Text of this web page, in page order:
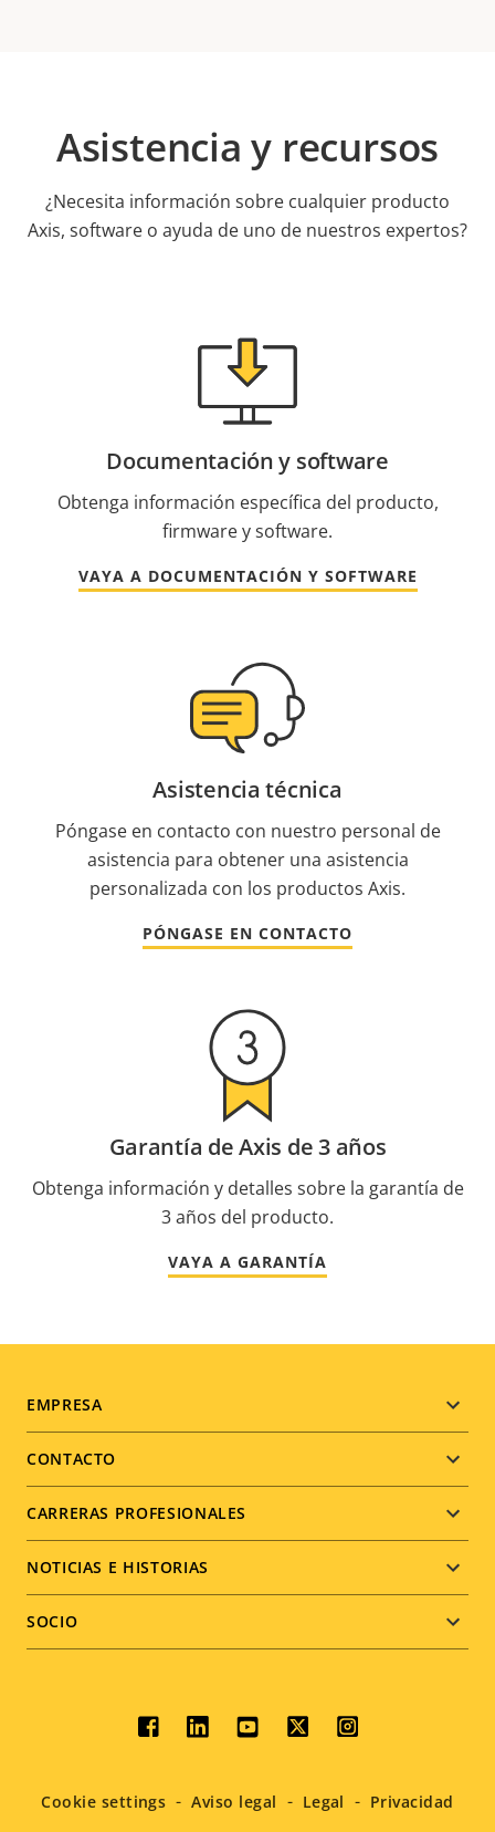
Asistencia y recursos
¿Necesita información sobre cualquier producto
Axis, software o ayuda de uno de nuestros expertos?
Documentación y software
Obtenga información específica del producto,
firmware y software.
VAYA A DOCUMENTACIÓN Y SOFTWARE
Asistencia técnica
Póngase en contacto con nuestro personal de
asistencia para obtener una asistencia
personalizada con los productos Axis.
PÓNGASE EN CONTACTO
Garantía de Axis de 3 años
Obtenga información y detalles sobre la garantía de
3 años del producto.
VAYA A GARANTÍA
Footer
menu
EMPRESA
CONTACTO
CARRERAS PROFESIONALES
NOTICIAS E HISTORIAS
SOCIO
Social
menu
Cookie settings Aviso legal Legal Privacidad